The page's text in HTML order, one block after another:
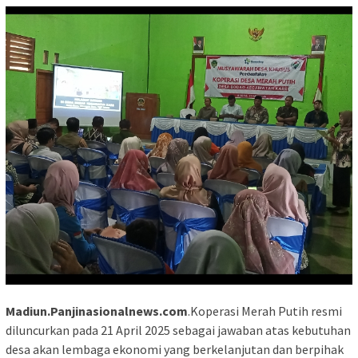
Madiun.Panjinasionalnews.com.Koperasi Merah Putih resmi
diluncurkan pada 21 April 2025 sebagai jawaban atas kebutuhan
desa akan lembaga ekonomi yang berkelanjutan dan berpihak